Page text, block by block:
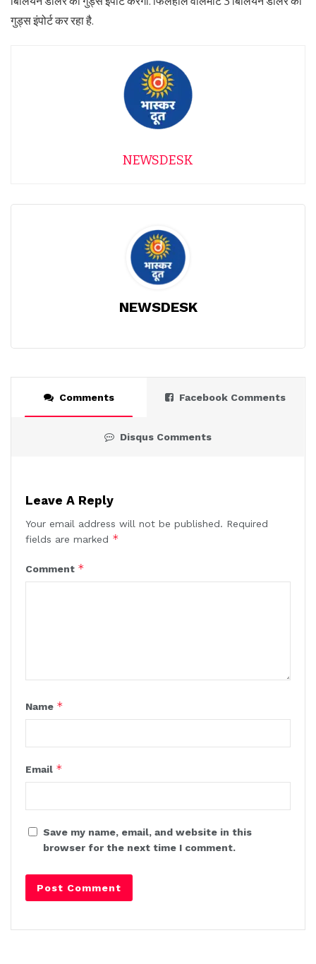
गुड्स इंपोर्ट कर रहा है.
NEWSDESK
NEWSDESK
Comments Facebook Comments
Disqus Comments
Leave A Reply
Your email address will not be published. Required
fields are marked *
Comment *
Name *
Email *
Save my name, email, and website in this
browser for the next time I comment.